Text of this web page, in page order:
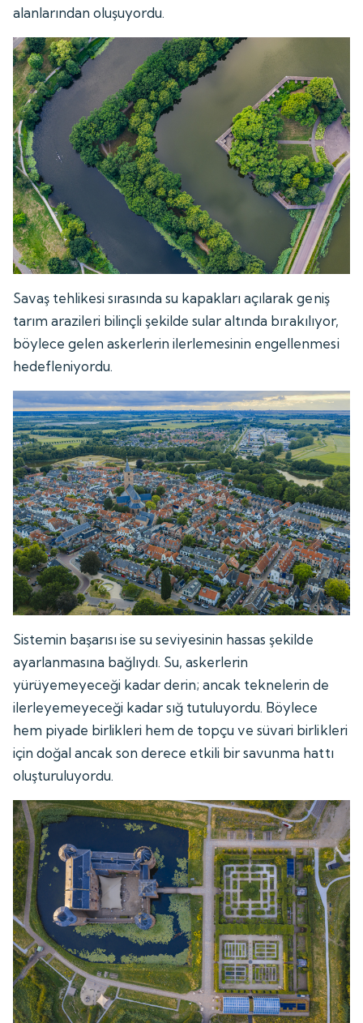
alanlarından oluşuyordu.
Savaş tehlikesi sırasında su kapakları açılarak geniş
tarım arazileri bilinçli şekilde sular altında bırakılıyor,
böylece gelen askerlerin ilerlemesinin engellenmesi
hedefleniyordu.
Sistemin başarısı ise su seviyesinin hassas şekilde
ayarlanmasına bağlıydı. Su, askerlerin
yürüyemeyeceği kadar derin; ancak teknelerin de
ilerleyemeyeceği kadar sığ tutuluyordu. Böylece
hem piyade birlikleri hem de topçu ve süvari birlikleri
için doğal ancak son derece etkili bir savunma hattı
oluşturuluyordu.